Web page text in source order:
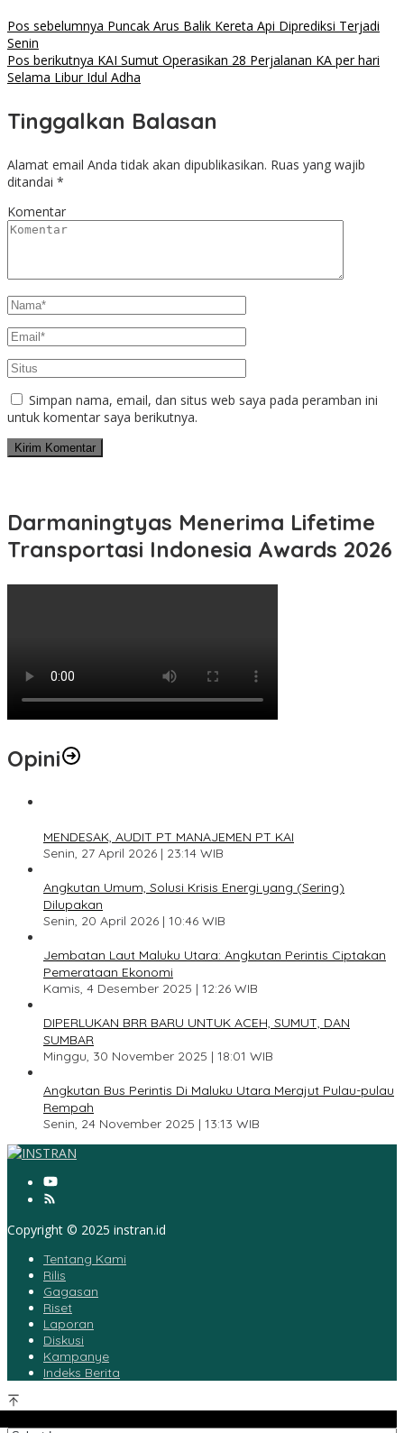
Pos sebelumnya Puncak Arus Balik Kereta Api Diprediksi Terjadi
Senin
Pos berikutnya KAI Sumut Operasikan 28 Perjalanan KA per hari
Selama Libur Idul Adha
Tinggalkan Balasan
Alamat email Anda tidak akan dipublikasikan. Ruas yang wajib
ditandai *
Komentar
Simpan nama, email, dan situs web saya pada peramban ini
untuk komentar saya berikutnya.
Darmaningtyas Menerima Lifetime
Transportasi Indonesia Awards 2026
Opini
MENDESAK, AUDIT PT MANAJEMEN PT KAI
Senin, 27 April 2026 | 23:14 WIB
Angkutan Umum, Solusi Krisis Energi yang (Sering)
Dilupakan
Senin, 20 April 2026 | 10:46 WIB
Jembatan Laut Maluku Utara: Angkutan Perintis Ciptakan
Pemerataan Ekonomi
Kamis, 4 Desember 2025 | 12:26 WIB
DIPERLUKAN BRR BARU UNTUK ACEH, SUMUT, DAN
SUMBAR
Minggu, 30 November 2025 | 18:01 WIB
Angkutan Bus Perintis Di Maluku Utara Merajut Pulau-pulau
Rempah
Senin, 24 November 2025 | 13:13 WIB
Copyright © 2025 instran.id
Tentang Kami
Rilis
Gagasan
Riset
Laporan
Diskusi
Kampanye
Indeks Berita